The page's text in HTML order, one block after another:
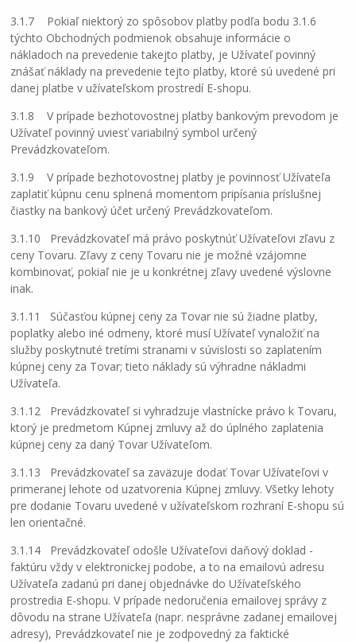
3.1.7 Pokiaľ niektorý zo spôsobov platby podľa bodu 3.1.6
týchto Obchodných podmienok obsahuje informácie o
nákladoch na prevedenie takejto platby, je Užívateľ povinný
znášať náklady na prevedenie tejto platby, ktoré sú uvedené pri
danej platbe v užívateľskom prostredí E-shopu.
3.1.8 V prípade bezhotovostnej platby bankovým prevodom je
Užívateľ povinný uviesť variabilný symbol určený
Prevádzkovateľom.
3.1.9 V prípade bezhotovostnej platby je povinnosť Užívateľa
zaplatiť kúpnu cenu splnená momentom pripísania príslušnej
čiastky na bankový účet určený Prevádzkovateľom.
3.1.10 Prevádzkovateľ má právo poskytnúť Užívateľovi zľavu z
ceny Tovaru. Zľavy z ceny Tovaru nie je možné vzájomne
kombinovať, pokiaľ nie je u konkrétnej zľavy uvedené výslovne
inak.
3.1.11 Súčasťou kúpnej ceny za Tovar nie sú žiadne platby,
poplatky alebo iné odmeny, ktoré musí Užívateľ vynaložiť na
služby poskytnuté tretími stranami v súvislosti so zaplatením
kúpnej ceny za Tovar; tieto náklady sú výhradne nákladmi
Užívateľa.
3.1.12 Prevádzkovateľ si vyhradzuje vlastnícke právo k Tovaru,
ktorý je predmetom Kúpnej zmluvy až do úplného zaplatenia
kúpnej ceny za daný Tovar Užívateľom.
3.1.13 Prevádzkovateľ sa zaväzuje dodať Tovar Užívateľovi v
primeranej lehote od uzatvorenia Kúpnej zmluvy. Všetky lehoty
pre dodanie Tovaru uvedené v užívateľskom rozhraní E-shopu sú
len orientačné.
3.1.14 Prevádzkovateľ odošle Užívateľovi daňový doklad -
faktúru vždy v elektronickej podobe, a to na emailovú adresu
Užívateľa zadanú pri danej objednávke do Užívateľského
prostredia E-shopu. V prípade nedoručenia emailovej správy z
dôvodu na strane Užívateľa (napr. nesprávne zadanej emailovej
adresy), Prevádzkovateľ nie je zodpovedný za faktické